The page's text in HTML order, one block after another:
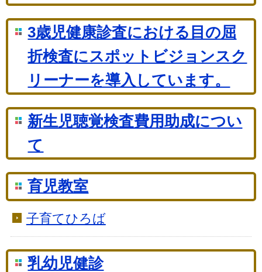
3歳児健康診査における目の屈
折検査にスポットビジョンスク
リーナーを導入しています。
新生児聴覚検査費用助成につい
て
育児教室
子育てひろば
乳幼児健診